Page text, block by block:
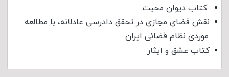
کتاب دیوان محبت
نقش فضای مجازی در تحقق دادرسی عادلانه، با مطالعه
موردی نظام قضائی ایران
کتاب عشق و ایثار